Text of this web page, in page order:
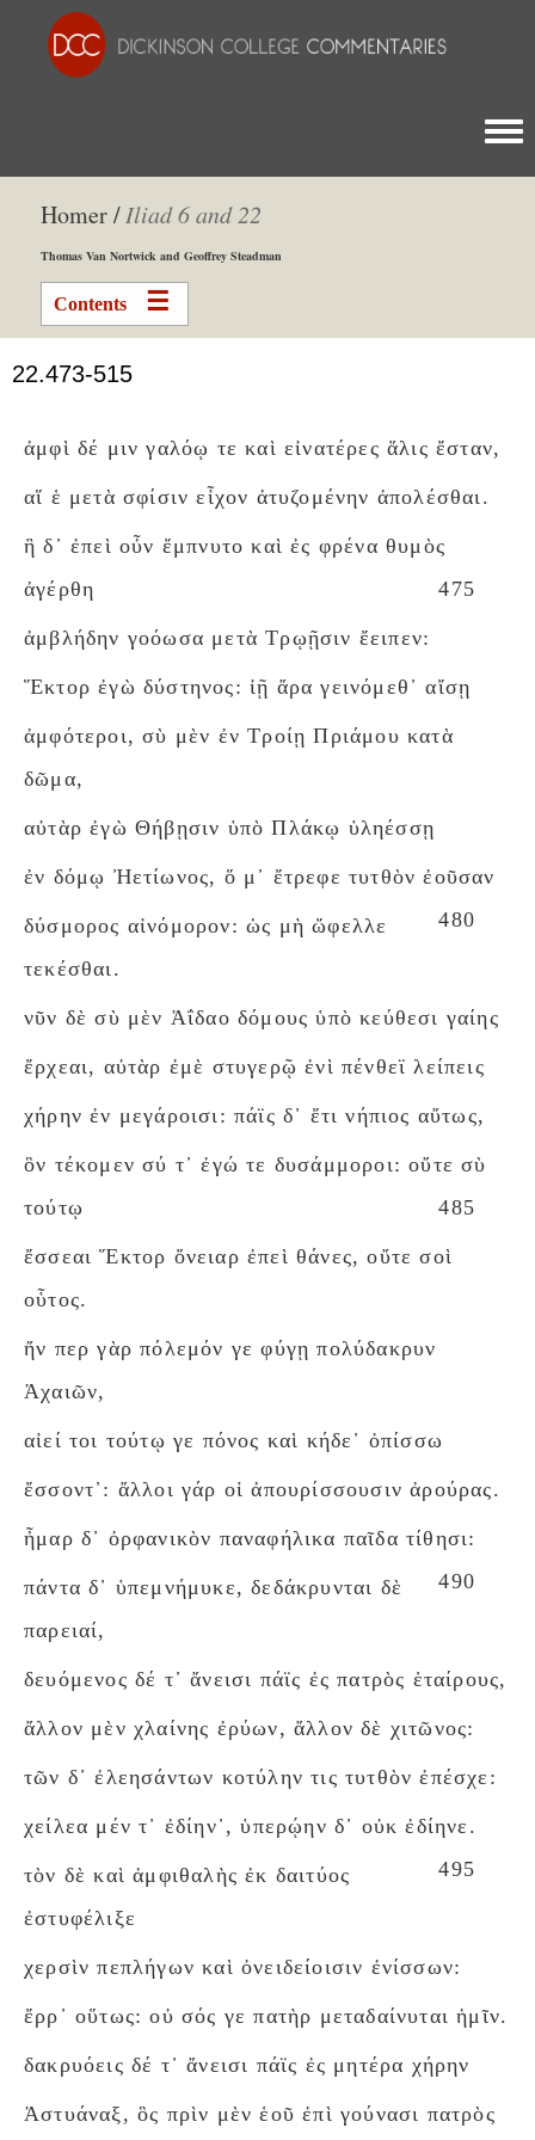
Homer /Iliad 6 and 22
Thomas Van Nortwick and Geoffrey Steadman
Contents
22.473-515
ἀμφὶ δέ μιν γαλόῳ τε καὶ εἰνατέρες ἅλις ἔσταν,
αἵ ἑ μετὰ σφίσιν εἶχον ἀτυζομένην ἀπολέσθαι.
ἣ δ᾽ ἐπεὶ οὖν ἔμπνυτο καὶ ἐς φρένα θυμὸς
ἀγέρθη
475
ἀμβλήδην γοόωσα μετὰ Τρῳῇσιν ἔειπεν:
Ἕκτορ ἐγὼ δύστηνος: ἰῇ ἄρα γεινόμεθ᾽ αἴσῃ
ἀμφότεροι, σὺ μὲν ἐν Τροίῃ Πριάμου κατὰ
δῶμα,
αὐτὰρ ἐγὼ Θήβῃσιν ὑπὸ Πλάκῳ ὑληέσσῃ
ἐν δόμῳ Ἠετίωνος, ὅ μ᾽ ἔτρεφε τυτθὸν ἐοῦσαν
480
δύσμορος αἰνόμορον: ὡς μὴ ὤφελλε
τεκέσθαι.
νῦν δὲ σὺ μὲν Ἀΐδαο δόμους ὑπὸ κεύθεσι γαίης
ἔρχεαι, αὐτὰρ ἐμὲ στυγερῷ ἐνὶ πένθεϊ λείπεις
χήρην ἐν μεγάροισι: πάϊς δ᾽ ἔτι νήπιος αὔτως,
ὃν τέκομεν σύ τ᾽ ἐγώ τε δυσάμμοροι: οὔτε σὺ
τούτῳ
485
ἔσσεαι Ἕκτορ ὄνειαρ ἐπεὶ θάνες, οὔτε σοὶ
οὗτος.
ἤν περ γὰρ πόλεμόν γε φύγῃ πολύδακρυν
Ἀχαιῶν,
αἰεί τοι τούτῳ γε πόνος καὶ κήδε᾽ ὀπίσσω
ἔσσοντ᾽: ἄλλοι γάρ οἱ ἀπουρίσσουσιν ἀρούρας.
ἦμαρ δ᾽ ὀρφανικὸν παναφήλικα παῖδα τίθησι:
490
πάντα δ᾽ ὑπεμνήμυκε, δεδάκρυνται δὲ
παρειαί,
δευόμενος δέ τ᾽ ἄνεισι πάϊς ἐς πατρὸς ἑταίρους,
ἄλλον μὲν χλαίνης ἐρύων, ἄλλον δὲ χιτῶνος:
τῶν δ᾽ ἐλεησάντων κοτύλην τις τυτθὸν ἐπέσχε:
χείλεα μέν τ᾽ ἐδίην᾽, ὑπερῴην δ᾽ οὐκ ἐδίηνε.
495
τὸν δὲ καὶ ἀμφιθαλὴς ἐκ δαιτύος
ἐστυφέλιξε
χερσὶν πεπλήγων καὶ ὀνειδείοισιν ἐνίσσων:
ἔρρ᾽ οὕτως: οὐ σός γε πατὴρ μεταδαίνυται ἡμῖν.
δακρυόεις δέ τ᾽ ἄνεισι πάϊς ἐς μητέρα χήρην
Ἀστυάναξ, ὃς πρὶν μὲν ἑοῦ ἐπὶ γούνασι πατρὸς